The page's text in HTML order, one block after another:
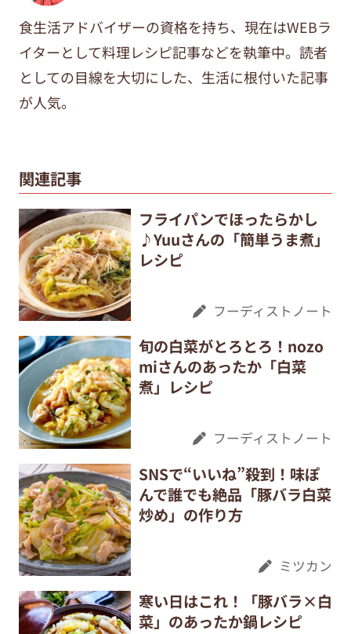
食生活アドバイザーの資格を持ち、現在はWEBラ
イターとして料理レシピ記事などを執筆中。 読者
としての目線を大切にした、 生活に根付いた記事
が人気。
関連記事
フライパンでほったらかし
♪Yuuさんの「簡単うま煮」
レシピ
フーディストノート
旬の白菜がとろとろ！nozo
miさんのあったか「白菜
煮」レシピ
フーディストノート
SNSで“いいね”殺到！味ぽ
んで誰でも絶品「豚バラ白菜
炒め」の作り方
ミツカン
寒い日はこれ！「豚バラ×白
菜」のあったか鍋レシピ